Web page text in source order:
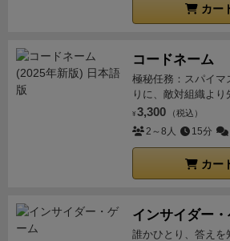
カー
コードネーム
極秘任務：スパイマ
りに、敵対組織よ
¥ 3,300 （税込）
2～8人 15分
カー
インサイダー
誰かひとり、答えを